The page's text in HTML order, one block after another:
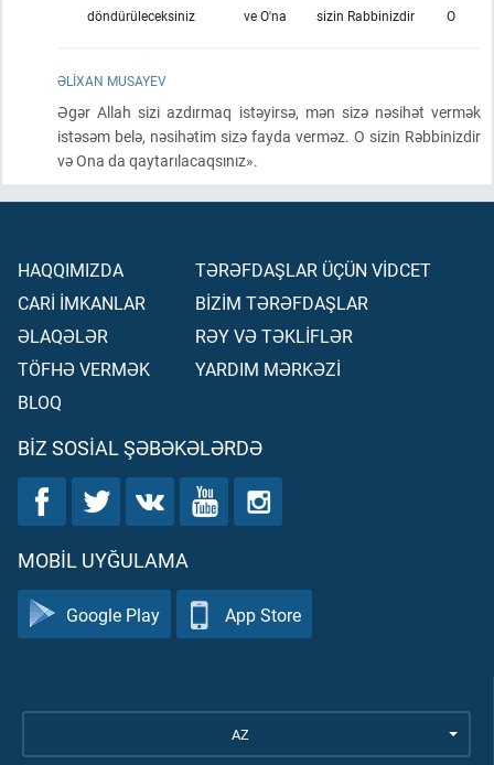
O
sizin Rabbinizdir
ve O'na
döndürüleceksiniz
ƏLIXAN MUSAYEV
Əgər Allah sizi azdırmaq istəyirsə, mən sizə nəsihət vermək
istəsəm belə, nəsihətim sizə fayda verməz. O sizin Rəbbinizdir
və Ona da qaytarılacaqsınız».
HAQQIMIZDA
CARİ İMKANLAR
ƏLAQƏLƏR
TÖFHƏ VERMƏK
BLOQ
TƏRƏFDAŞLAR ÜÇÜN VİDCET
BİZİM TƏRƏFDAŞLAR
RƏY VƏ TƏKLİFLƏR
YARDIM MƏRKƏZİ
BIZ SOSIAL ŞƏBƏKƏLƏRDƏ
MOBIL UYĞULAMA
Google Play App Store
AZ